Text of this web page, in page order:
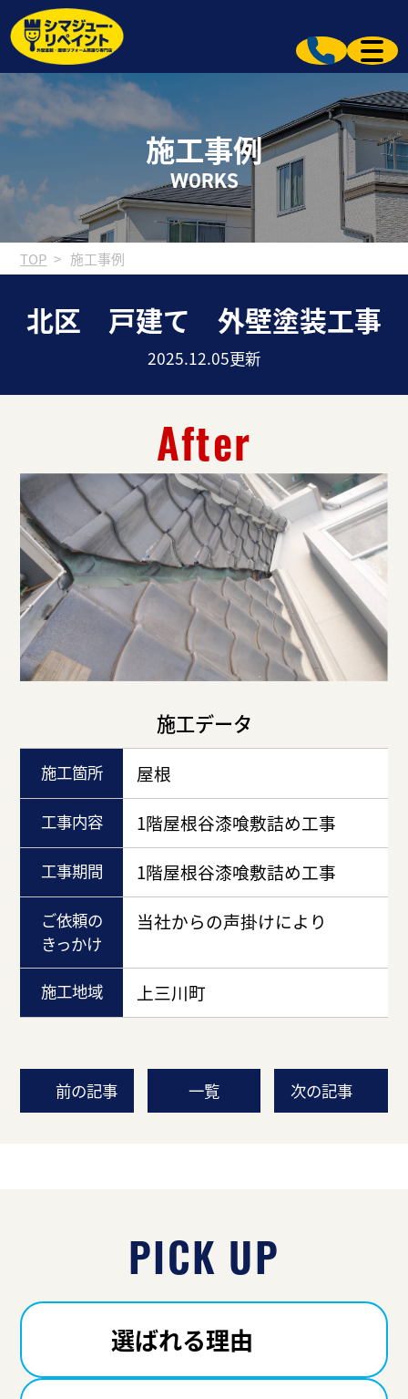
施工事例
WORKS
TOP 施工事例
北区 戸建て 外壁塗装工事
2025.12.05更新
After
施工データ
施工箇所 屋根
工事内容 1階屋根谷漆喰敷詰め工事
工事期間 1階屋根谷漆喰敷詰め工事
ご依頼の
きっかけ
当社からの声掛けにより
施工地域 上三川町
前の記事 一覧 次の記事
PICK UP
選ばれる理由